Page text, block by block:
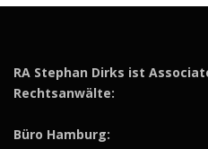
RA Stephan Dirks ist
Rechtsanwälte:
Büro Hamburg: